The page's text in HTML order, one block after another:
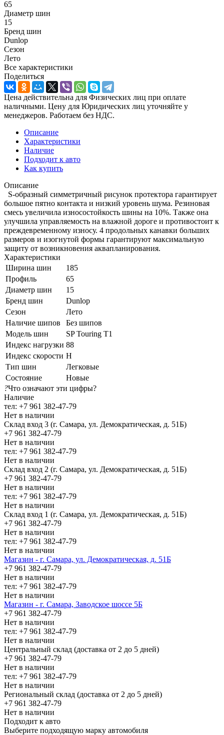
65
Диаметр шин
15
Бренд шин
Dunlop
Сезон
Лето
Все характеристики
Поделиться
Цена действительна для Физических лиц при оплате
наличными. Цену для Юридических лиц уточняйте у
менеджеров. Работаем без НДС.
Описание
Характеристики
Наличие
Подходит к авто
Как купить
Описание
S-образный симметричный рисунок протектора гарантирует
большое пятно контакта и низкий уровень шума. Резиновая
смесь увеличила износостойкость шины на 10%. Также она
улучшила управляемость на влажной дороге и противостоит к
преждевременному износу. 4 продольных канавки больших
размеров и изогнутой формы гарантируют максимальную
защиту от возникновения аквапланирования.
Характеристики
Ширина шин
185
Профиль
65
Диаметр шин
15
Бренд шин
Dunlop
Сезон
Лето
Наличие шипов
Без шипов
Модель шин
SP Touring T1
Индекс нагрузки 88
Индекс скорости H
Тип шин
Легковые
Состояние
Новые
?Что означают эти цифры?
Наличие
тел: +7 961 382-47-79
Нет в наличии
Склад вход 3 (г. Самара, ул. Демократическая, д. 51Б)
+7 961 382-47-79
Нет в наличии
тел: +7 961 382-47-79
Нет в наличии
Склад вход 2 (г. Самара, ул. Демократическая, д. 51Б)
+7 961 382-47-79
Нет в наличии
тел: +7 961 382-47-79
Нет в наличии
Склад вход 1 (г. Самара, ул. Демократическая, д. 51Б)
+7 961 382-47-79
Нет в наличии
тел: +7 961 382-47-79
Нет в наличии
Магазин - г. Самара, ул. Демократическая, д. 51Б
+7 961 382-47-79
Нет в наличии
тел: +7 961 382-47-79
Нет в наличии
Магазин - г. Самара, Заводское шоссе 5Б
+7 961 382-47-79
Нет в наличии
тел: +7 961 382-47-79
Нет в наличии
Центральный склад (доставка от 2 до 5 дней)
+7 961 382-47-79
Нет в наличии
тел: +7 961 382-47-79
Нет в наличии
Региональный склад (доставка от 2 до 5 дней)
+7 961 382-47-79
Нет в наличии
Подходит к авто
Выберите подходящую марку автомобиля